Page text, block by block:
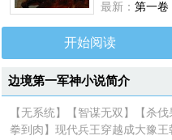
最新：第一卷
开始阅读
边境第一军神小说简介
【无系统】【智谋无双】【杀
拳到肉】现代兵王穿越成大豫